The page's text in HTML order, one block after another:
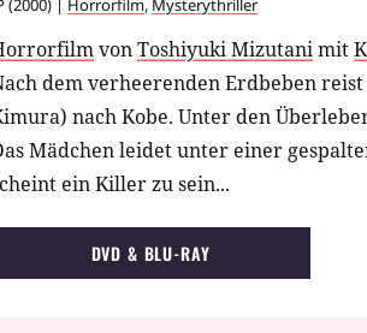
(2000) | Horrorfilm, Mysterythriller
vonToshiyuki Mizutanimit
dem verheerenden Erdbeben
nach Kobe. Unter den
Mädchen leidet unter einer
ein Killer zu sein...
DVD & BLU-RAY